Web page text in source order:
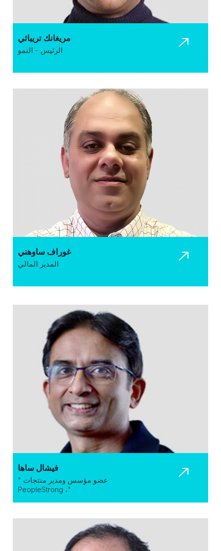
مريغانك تريباثي
الرئيس - النمو
غوراف ساوهني
المدير المالي
فيشال ساها
عضو مؤسس ومدير منتجات "
"، PeopleStrong